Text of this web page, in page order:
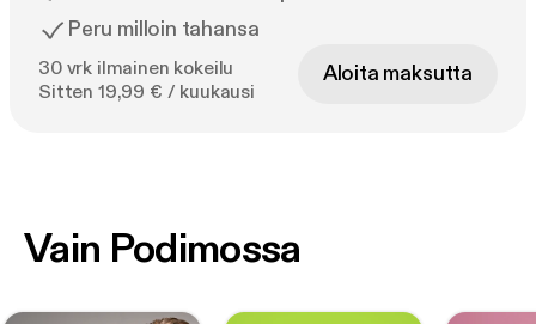
Peru milloin tahansa
30 vrk ilmainen kokeilu
Sitten 19,99 € / kuukausi
Aloita maksutta
Vain Podimossa